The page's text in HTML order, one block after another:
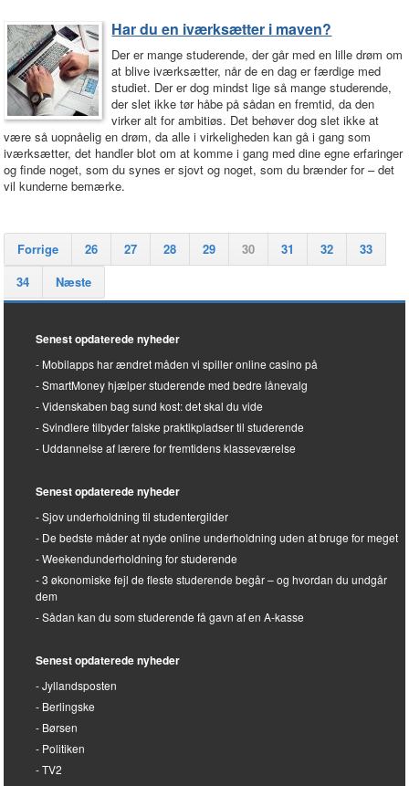
Har du en iværksætter i maven?
Der er mange studerende, der går med en lille drøm om
at blive iværksætter, når de en dag er færdige med
studiet. Der er dog mindst lige så mange studerende,
der slet ikke tør håbe på sådan en fremtid, da den
virker alt for ambitiøs. Det behøver dog slet ikke at
være så uopnåelig en drøm, da alle i virkeligheden kan gå i gang som
iværksætter, det handler blot om at komme i gang med dine egne erfaringer
og finde noget, som du synes er sjovt og noget, som du brænder for – det
vil kunderne bemærke.
Forrige 26 27 28 29 30 31 32
33
34
Næste
Senest opdaterede nyheder
Mobilapps har ændret måden vi spiller online casino på
SmartMoney hjælper studerende med bedre lånevalg
Videnskaben bag sund kost: det skal du vide
Svindlere tilbyder falske praktikpladser til studerende
Uddannelse af lærere for fremtidens klasseværelse
Senest opdaterede nyheder
Sjov underholdning til studentergilder
De bedste måder at nyde online underholdning uden at bruge for meget
Weekendunderholdning for studerende
3 økonomiske fejl de fleste studerende begår – og hvordan du undgår
dem
Sådan kan du som studerende få gavn af en A-kasse
Senest opdaterede nyheder
Jyllandsposten
Berlingske
Børsen
Politiken
TV2